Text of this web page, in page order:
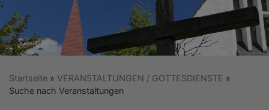
Startseite
VERANSTALTUNGEN / GOTTESDIENSTE
Suche nach Veranstaltungen